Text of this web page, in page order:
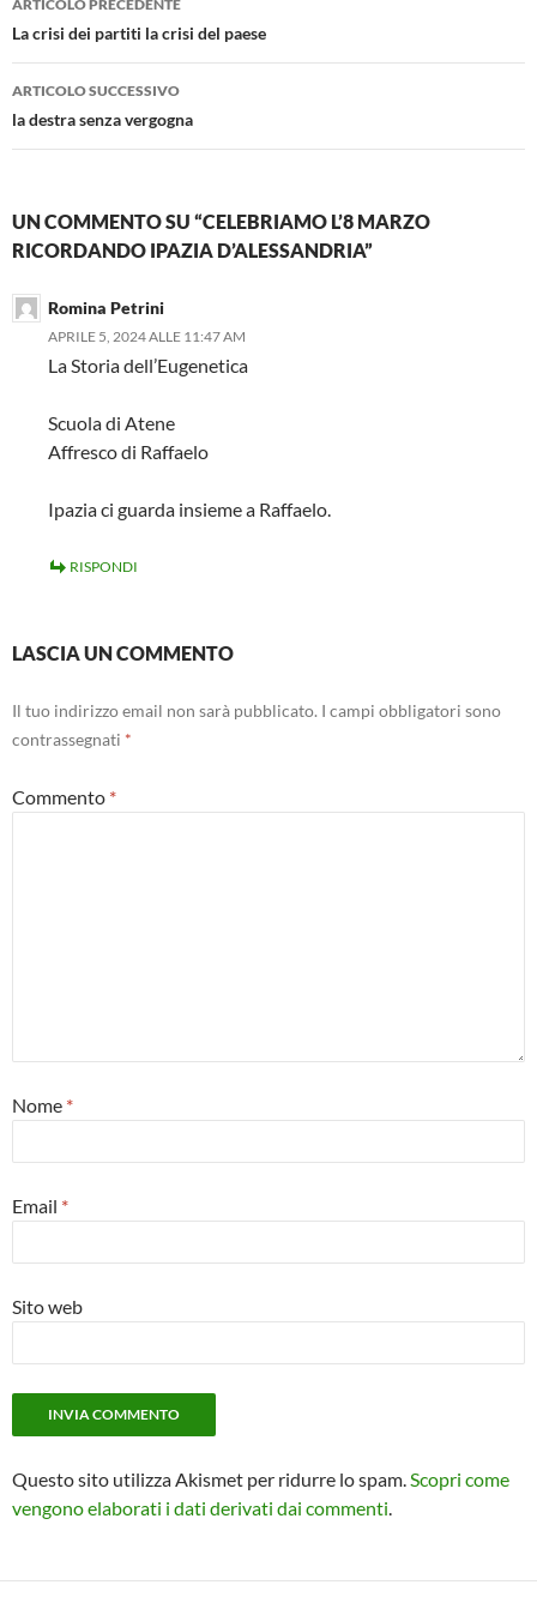
articolo
ARTICOLO PRECEDENTE
La crisi dei partiti la crisi del paese
ARTICOLO SUCCESSIVO
la destra senza vergogna
UN COMMENTO SU “CELEBRIAMO L’8 MARZO
RICORDANDO IPAZIA D’ALESSANDRIA”
Romina Petrini
APRILE 5, 2024 ALLE 11:47 AM
La Storia dell’Eugenetica
Scuola di Atene
Affresco di Raffaelo
Ipazia ci guarda insieme a Raffaelo.
RISPONDI
LASCIA UN COMMENTO
Il tuo indirizzo email non sarà pubblicato. I campi obbligatori sono
contrassegnati *
Commento *
Nome *
Email *
Sito web
Questo sito utilizza Akismet per ridurre lo spam. Scopri come
vengono elaborati i dati derivati dai commenti